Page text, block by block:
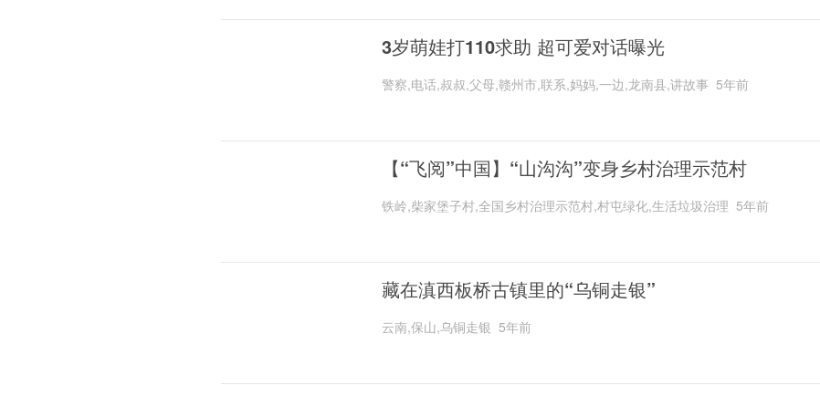
3岁萌娃打110求助 超可爱对话曝光
警察,电话,叔叔,父母,赣州市,联系,妈妈,一边,龙南县,讲故事 5年前
【“飞阅”中国】“山沟沟”变身乡村治理示范村
铁岭,柴家堡子村,全国乡村治理示范村,村屯绿化,生活垃圾治理 5年前
藏在滇西板桥古镇里的“乌铜走银”
云南,保山,乌铜走银 5年前